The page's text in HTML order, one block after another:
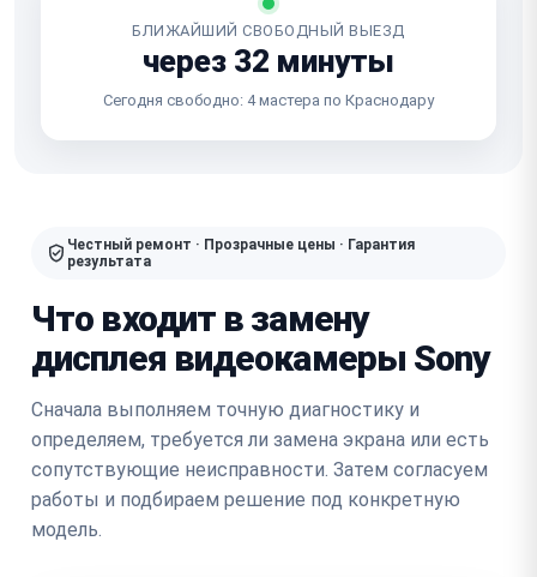
БЛИЖАЙШИЙ СВОБОДНЫЙ ВЫЕЗД
через 32 минуты
Сегодня свободно: 4 мастера по Краснодару
Честный ремонт · Прозрачные цены · Гарантия
результата
Что входит в замену
дисплея видеокамеры Sony
Сначала выполняем точную диагностику и
определяем, требуется ли замена экрана или есть
сопутствующие неисправности. Затем согласуем
работы и подбираем решение под конкретную
модель.